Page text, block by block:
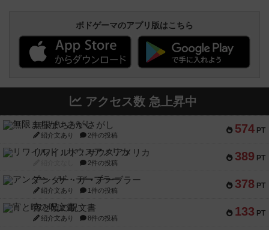
ボドゲーマのアプリ版はこちら
アクセス数 急上昇中
574 PT
無限まちがいさがし
紹介文あり 2件の投稿
389 PT
リワイルド：サウスアメリカ
2件の投稿
378 PT
アンダー・ザ・テーブラー
紹介文あり 1件の投稿
133 PT
宵と暁の呪文書
紹介文あり 8件の投稿